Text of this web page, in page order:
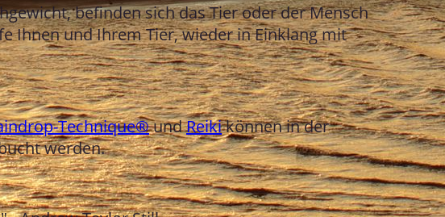
befinden sich das Tier oder der Mensch
Ihnen und Ihrem Tier, wieder in Einklang mit
Technique®undReikikönnen in der
werden.